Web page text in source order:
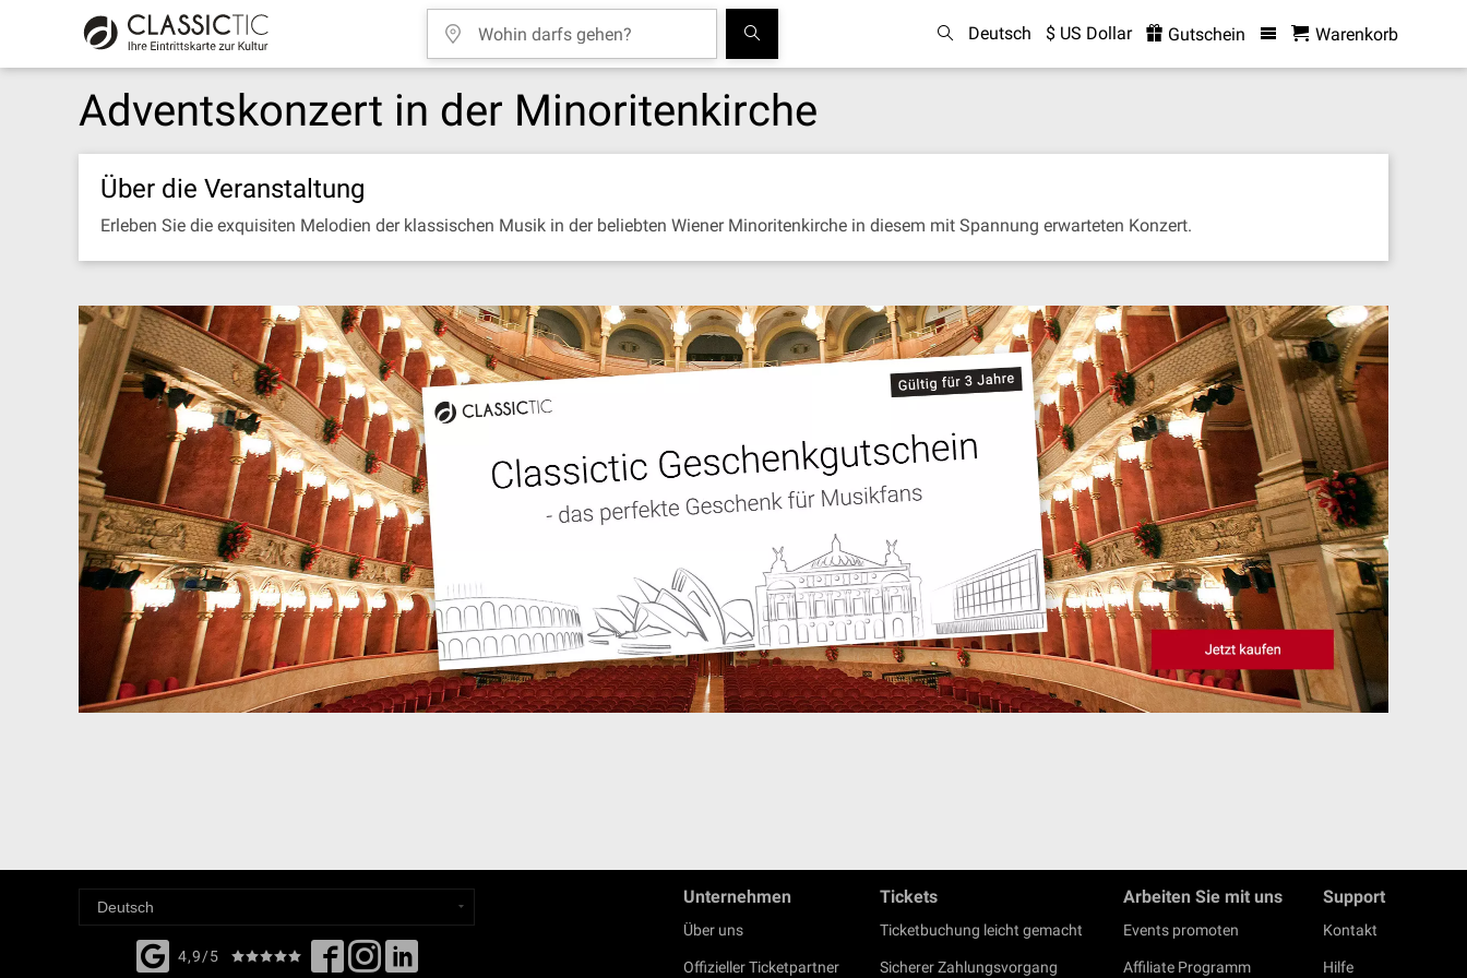
Deutsch $ US Dollar Gutschein Warenkorb
Adventskonzert in der Minoritenkirche
Über die Veranstaltung
Erleben Sie die exquisiten Melodien der klassischen Musik in der beliebten Wiener Minoritenkirche in diesem mit Spannung erwarteten Konzert.
4,9/5
Unternehmen
Über uns
Offizieller Ticketpartner
Tickets
Ticketbuchung leicht gemacht
Sicherer Zahlungsvorgang
Arbeiten Sie mit uns
Events promoten
Affiliate Programm
Support
Kontakt
Hilfe